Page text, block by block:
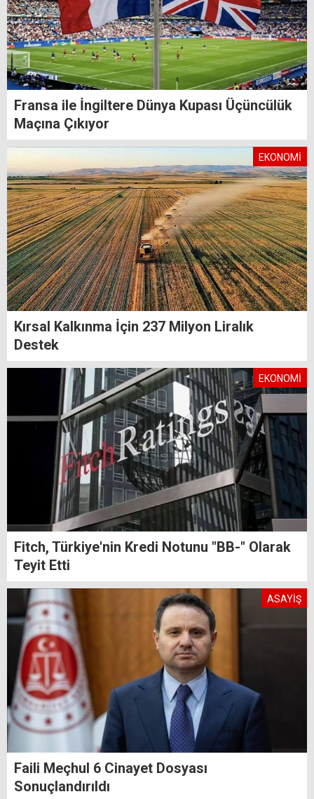
Fransa ile İngiltere Dünya Kupası Üçüncülük
Maçına Çıkıyor
EKONOMİ
Kırsal Kalkınma İçin 237 Milyon Liralık
Destek
EKONOMİ
Fitch, Türkiye'nin Kredi Notunu "BB-" Olarak
Teyit Etti
ASAYİŞ
Faili Meçhul 6 Cinayet Dosyası
Sonuçlandırıldı